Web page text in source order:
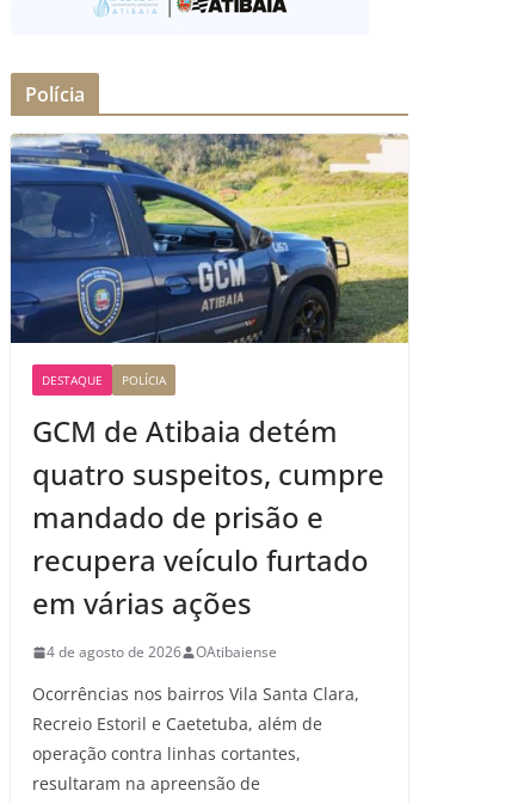
Polícia
DESTAQUE POLÍCIA
GCM de Atibaia detém
quatro suspeitos, cumpre
mandado de prisão e
recupera veículo furtado
em várias ações
4 de agosto de 2026 OAtibaiense
Ocorrências nos bairros Vila Santa Clara,
Recreio Estoril e Caetetuba, além de
operação contra linhas cortantes,
resultaram na apreensão de